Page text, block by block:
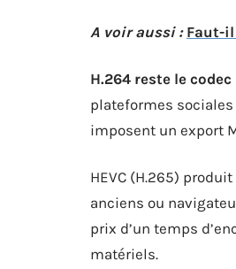
A voir aussi : Faut-il
H.264 reste le
plateformes sociales
imposent un export
HEVC (H.265)
anciens ou
prix d’un temps
matériels.